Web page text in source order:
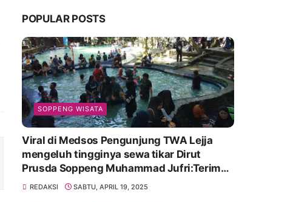
POPULAR POSTS
SOPPENG WISATA
Viral di Medsos Pengunjung TWA Lejja
mengeluh tingginya sewa tikar Dirut
Prusda Soppeng Muhammad Jufri:Terima
kasih bu bantu Promosikan
REDAKSI SABTU, APRIL 19, 2025